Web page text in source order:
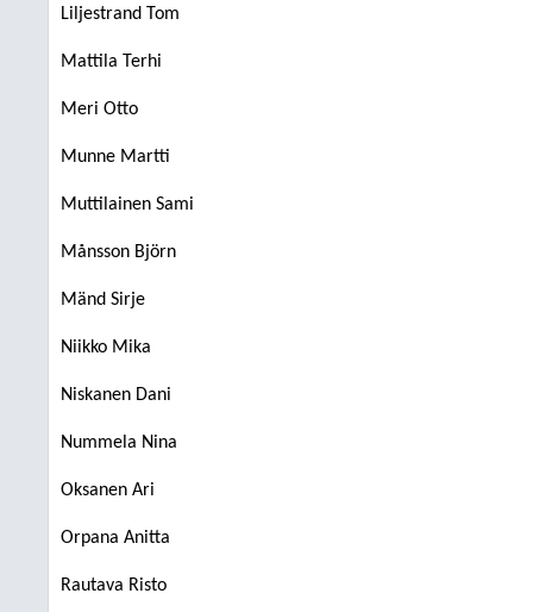
Liljestrand Tom
Mattila Terhi
Meri Otto
Munne Martti
Muttilainen Sami
Månsson Björn
Mänd Sirje
Niikko Mika
Niskanen Dani
Nummela Nina
Oksanen Ari
Orpana Anitta
Rautava Risto